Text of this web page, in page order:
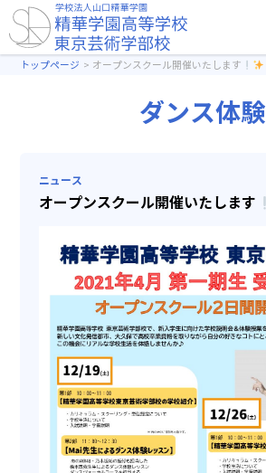
トップページ オープンスクール開催いたします
ダンス体験
ニュース
オープンスクール開催いたします